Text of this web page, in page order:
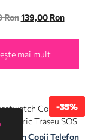
Ron 139,00 Ron
mai mult
-35%
Copii Telefon